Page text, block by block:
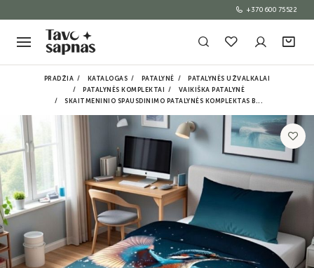
+370 600 75522
PRADŽIA KATALOGAS PATALYNĖ
PATALYNĖS UŽVALKALAI
PATALYNĖS KOMPLEKTAI
VAIKIŠKA PATALYNĖ
SKAITMENINIO SPAUSDINIMO PATALYNĖS KOMPLEKTAS B...